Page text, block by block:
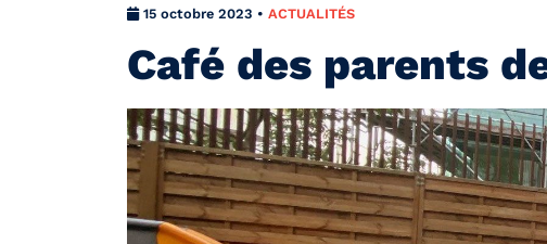
15 octobre 2023 • ACTUALITÉS
Café des parents